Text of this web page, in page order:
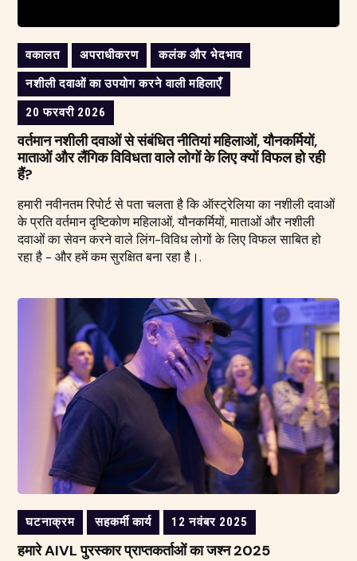
वकालत अपराधीकरण
कलंक और भेदभाव
नशीली दवाओं का उपयोग करने वाली महिलाएँ
20 फरवरी 2026
वर्तमान नशीली दवाओं से संबंधित नीतियां महिलाओं, यौनकर्मियों,
माताओं और लैंगिक विविधता वाले लोगों के लिए क्यों विफल हो रही
हैं?
हमारी नवीनतम रिपोर्ट से पता चलता है कि ऑस्ट्रेलिया का नशीली दवाओं
के प्रति वर्तमान दृष्टिकोण महिलाओं, यौनकर्मियों, माताओं और नशीली
दवाओं का सेवन करने वाले लिंग-विविध लोगों के लिए विफल साबित हो
रहा है - और हमें कम सुरक्षित बना रहा है।.
घटनाक्रम सहकर्मी कार्य 12 नवंबर 2025
हमारे AIVL पुरस्कार प्राप्तकर्ताओं का जश्न 2025